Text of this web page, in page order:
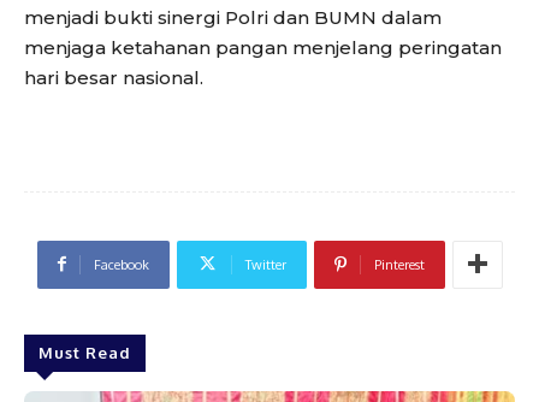
menjadi bukti sinergi Polri dan BUMN dalam
menjaga ketahanan pangan menjelang peringatan
hari besar nasional.
Facebook Twitter Pinterest
Must Read